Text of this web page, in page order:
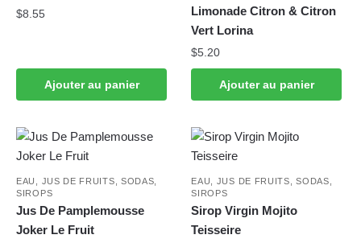
$8.55
Ajouter au panier
Limonade Citron & Citron
Vert Lorina
$5.20
Ajouter au panier
EAU, JUS DE FRUITS, SODAS,
SIROPS
Jus De Pamplemousse
Joker Le Fruit
EAU, JUS DE FRUITS, SODAS,
SIROPS
Sirop Virgin Mojito
Teisseire